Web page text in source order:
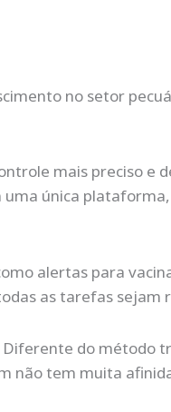
no setor
mais preciso e
única
alertas para
as tarefas sejam
do método
não tem muita